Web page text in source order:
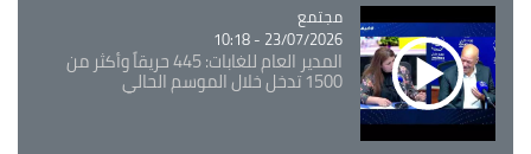
Catégorie
مجتمع
23/07/2026 - 10:18
المدير العام للغابات: 445 حريقاً وأكثر من
1500 تدخل خلال الموسم الحالي